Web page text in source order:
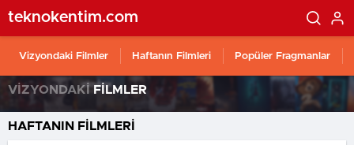
teknokentim.com
Vizyondaki Filmler Haftanın Filmleri Popüler Fragmanlar
VİZYONDAKİFİLMLER
HAFTANIN FİLMLERİ